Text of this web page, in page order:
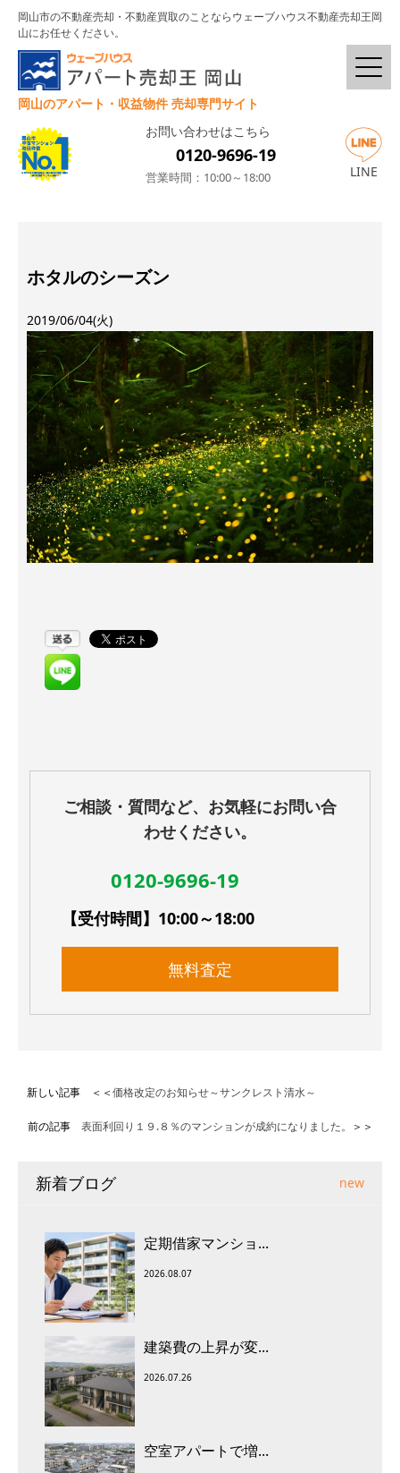
岡山市の不動産売却・不動産買取のことならウェーブハウス不動産売却王岡
山にお任せください。
岡山のアパート・収益物件 売却専門サイト
お問い合わせはこちら
0120-9696-19
営業時間：10:00～18:00 LINE
ホタルのシーズン
2019/06/04(火)
ご相談・質問など、お気軽にお問い合
わせください。
0120-9696-19
【受付時間】10:00～18:00
無料査定
新しい記事 ＜＜価格改定のお知らせ～サンクレスト清水～
前の記事 表面利回り１９.８％のマンションが成約になりました。 ＞＞
新着ブログ new
定期借家マンショ...
2026.08.07
建築費の上昇が変...
2026.07.26
空室アパートで増...